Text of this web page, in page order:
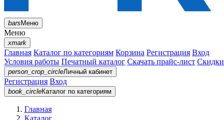
barsМеню
Меню
xmark
Главная Каталог по категориям Корзина Регистрация Вход
Условия работы Печатный каталог Скачать прайс-лист Скидки
person_crop_circleЛичный кабинет
Регистрация Вход
book_circleКаталог по категориям
Главная
Каталог